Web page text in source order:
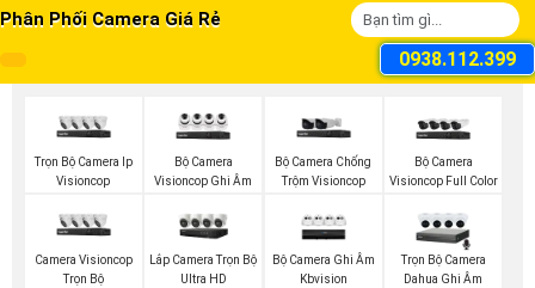
Phân Phối Camera Giá Rẻ
0938.112.399
Trọn Bộ Camera Ip
Visioncop
Bộ Camera
Visioncop Ghi Âm
Bộ Camera Chống
Trộm Visioncop
Bộ Camera
Visioncop Full Color
Camera Visioncop
Trọn Bộ
Lắp Camera Trọn Bộ
Ultra HD
Bộ Camera Ghi Âm
Kbvision
Trọn Bộ Camera
Dahua Ghi Âm